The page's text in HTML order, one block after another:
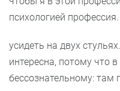
психологией
усидеть на двух
интересна, потому что
бессознательному: там